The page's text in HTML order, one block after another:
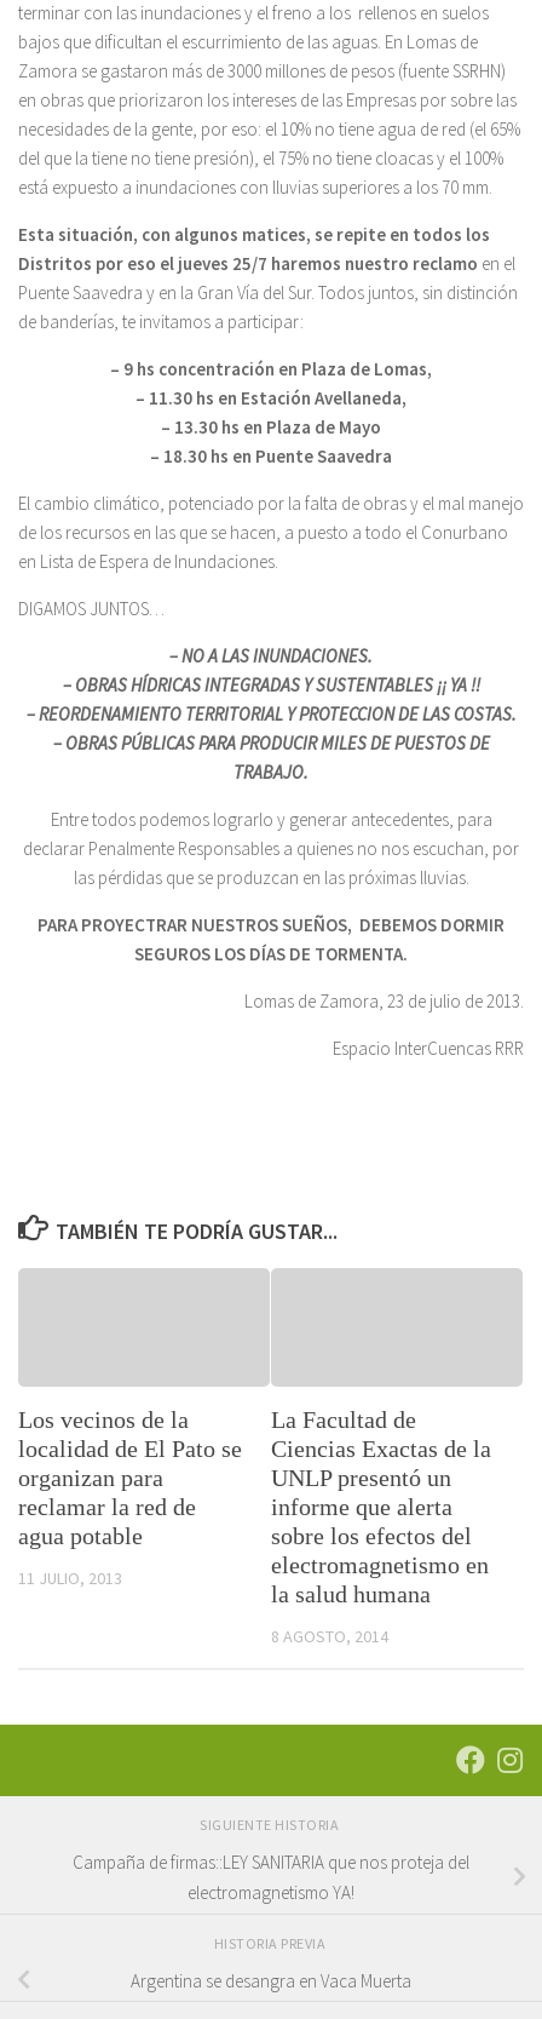
terminar con las inundaciones y el freno a los rellenos en suelos
bajos que dificultan el escurrimiento de las aguas. En Lomas de
Zamora se gastaron más de 3000 millones de pesos (fuente SSRHN)
en obras que priorizaron los intereses de las Empresas por sobre las
necesidades de la gente, por eso: el 10% no tiene agua de red (el 65%
del que la tiene no tiene presión), el 75% no tiene cloacas y el 100%
está expuesto a inundaciones con lluvias superiores a los 70 mm.
Esta situación, con algunos matices, se repite en todos los
Distritos por eso el jueves 25/7 haremos nuestro reclamo en el
Puente Saavedra y en la Gran Vía del Sur. Todos juntos, sin distinción
de banderías, te invitamos a participar:
– 9 hs concentración en Plaza de Lomas,
– 11.30 hs en Estación Avellaneda,
– 13.30 hs en Plaza de Mayo
– 18.30 hs en Puente Saavedra
El cambio climático, potenciado por la falta de obras y el mal manejo
de los recursos en las que se hacen, a puesto a todo el Conurbano
en Lista de Espera de Inundaciones.
DIGAMOS JUNTOS…
– NO A LAS INUNDACIONES.
– OBRAS HÍDRICAS INTEGRADAS Y SUSTENTABLES ¡¡ YA !!
– REORDENAMIENTO TERRITORIAL Y PROTECCION DE LAS COSTAS.
– OBRAS PÚBLICAS PARA PRODUCIR MILES DE PUESTOS DE
TRABAJO.
Entre todos podemos lograrlo y generar antecedentes, para
declarar Penalmente Responsables a quienes no nos escuchan, por
las pérdidas que se produzcan en las próximas lluvias.
PARA PROYECTRAR NUESTROS SUEÑOS, DEBEMOS DORMIR
SEGUROS LOS DÍAS DE TORMENTA.
Lomas de Zamora, 23 de julio de 2013.
Espacio InterCuencas RRR
TAMBIÉN TE PODRÍA GUSTAR...
Los vecinos de la
localidad de El Pato se
organizan para
reclamar la red de
agua potable
11 JULIO, 2013
La Facultad de
Ciencias Exactas de la
UNLP presentó un
informe que alerta
sobre los efectos del
electromagnetismo en
la salud humana
8 AGOSTO, 2014
SIGUIENTE HISTORIA
Campaña de firmas::LEY SANITARIA que nos proteja del
electromagnetismo YA!
HISTORIA PREVIA
Argentina se desangra en Vaca Muerta